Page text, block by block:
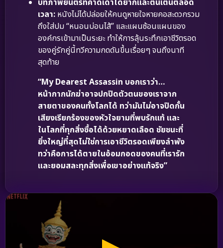
เวลา: หนังไม่ได้ปล่อยให้คนดูหายใจหายคอสะดวกรวม
ถึงใส่ปม “หนอนบ่อนไส้” และแผนซ้อนแผนของ
องค์กรเข้ามาเป็นระยะ ทำให้การลุ้นระทึกเอาชีวิตรอด
ของคู่รักคู่นี้ทวีความกดดันขึ้นเรื่อยๆ จนถึงนาที
สุดท้าย
“My Dearest Assassin บอกเราว่า…
หน้ากากนักฆ่าอาจปกปิดตัวตนของเราจาก
สายตาของคนทั้งโลกได้ ทว่ามันไม่อาจปิดกั้น
เสียงเรียกร้องของหัวใจยามที่พบรักแท้ และ
ในโลกที่ทุกสิ่งซื้อได้ด้วยหยาดเลือด ชัยชนะที่
ยิ่งใหญ่ที่สุดไม่ใช่การเอาชีวิตรอดเพียงลำพัง
ทว่าคือการได้ตายในอ้อมกอดของคนที่เรารัก
และยอมสละทุกสิ่งเพื่อเขาอย่างแท้จริง”